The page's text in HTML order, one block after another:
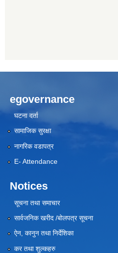
egovernance
घटना दर्ता
सामाजिक सुरक्षा
नागरिक वडापत्र
E- Attendance
Notices
सूचना तथा समाचार
सार्वजनिक खरीद /बोलपत्र सूचना
ऐन, कानुन तथा निर्देशिका
कर तथा शुल्कहरु